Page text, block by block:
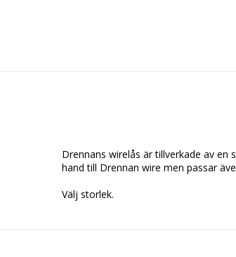
Drennans wirelås är tillverkade av en
hand till Drennan wire men passar
Välj storlek.